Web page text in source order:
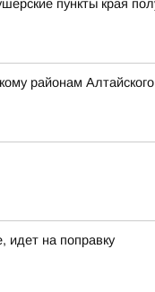
пункты края
районам Алтайского
на поправку